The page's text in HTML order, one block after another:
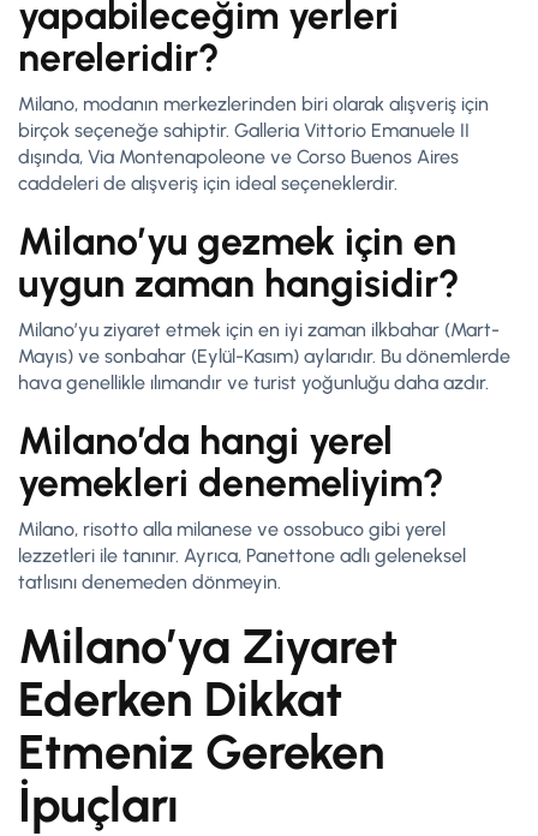
yapabileceğim yerleri
nereleridir?
Milano, modanın merkezlerinden biri olarak alışveriş için
birçok seçeneğe sahiptir. Galleria Vittorio Emanuele II
dışında, Via Montenapoleone ve Corso Buenos Aires
caddeleri de alışveriş için ideal seçeneklerdir.
Milano’yu gezmek için en
uygun zaman hangisidir?
Milano’yu ziyaret etmek için en iyi zaman ilkbahar (Mart-
Mayıs) ve sonbahar (Eylül-Kasım) aylarıdır. Bu dönemlerde
hava genellikle ılımandır ve turist yoğunluğu daha azdır.
Milano’da hangi yerel
yemekleri denemeliyim?
Milano, risotto alla milanese ve ossobuco gibi yerel
lezzetleri ile tanınır. Ayrıca, Panettone adlı geleneksel
tatlısını denemeden dönmeyin.
Milano’ya Ziyaret
Ederken Dikkat
Etmeniz Gereken
İpuçları